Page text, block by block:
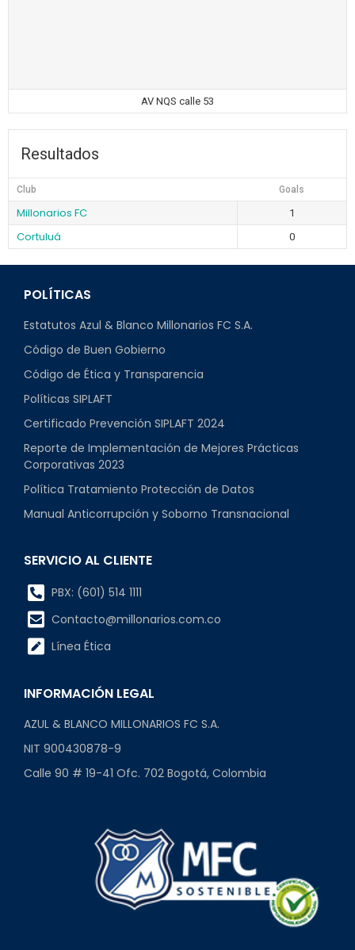
AV NQS calle 53
Resultados
Club Goals
Millonarios FC 1
Cortuluá 0
POLÍTICAS
Estatutos Azul & Blanco Millonarios FC S.A.
Código de Buen Gobierno
Código de Ética y Transparencia
Políticas SIPLAFT
Certificado Prevención SIPLAFT 2024
Reporte de Implementación de Mejores Prácticas
Corporativas 2023
Política Tratamiento Protección de Datos
Manual Anticorrupción y Soborno Transnacional
SERVICIO AL CLIENTE
PBX: (601) 514 1111
Contacto@millonarios.com.co
Línea Ética
INFORMACIÓN LEGAL
AZUL & BLANCO MILLONARIOS FC S.A.
NIT 900430878-9
Calle 90 # 19-41 Ofc. 702 Bogotá, Colombia